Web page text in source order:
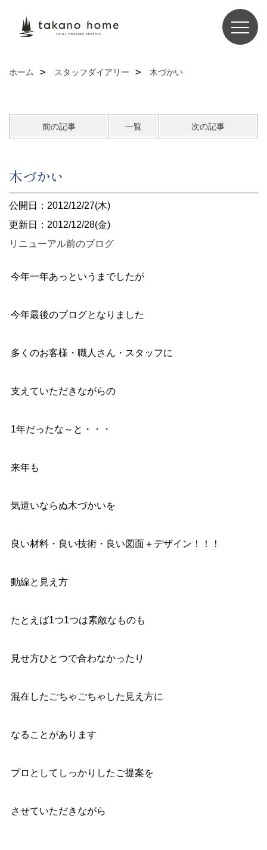
ホーム スタッフダイアリー 木づかい
前の記事 一覧 次の記事
木づかい
公開日：2012/12/27(木)
更新日：2012/12/28(金)
リニューアル前のブログ
今年一年あっというまでしたが
今年最後のブログとなりました
多くのお客様・職人さん・スタッフに
支えていただきながらの
1年だったな～と・・・
来年も
気遣いならぬ木づかいを
良い材料・良い技術・良い図面＋デザイン！！！
動線と見え方
たとえば1つ1つは素敵なものも
見せ方ひとつで合わなかったり
混在したごちゃごちゃした見え方に
なることがあります
プロとしてしっかりしたご提案を
させていただきながら